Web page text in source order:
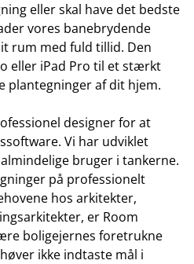
eller skal have det bedste
vores banebrydende
rum med fuld tillid. Den
eller iPad Pro til et stærkt
af dit hjem.
designer for at
Vi har udviklet
bruger i tankerne.
på professionelt
hos arkitekter,
er Room
boligejernes foretrukne
ikke indtaste mål i